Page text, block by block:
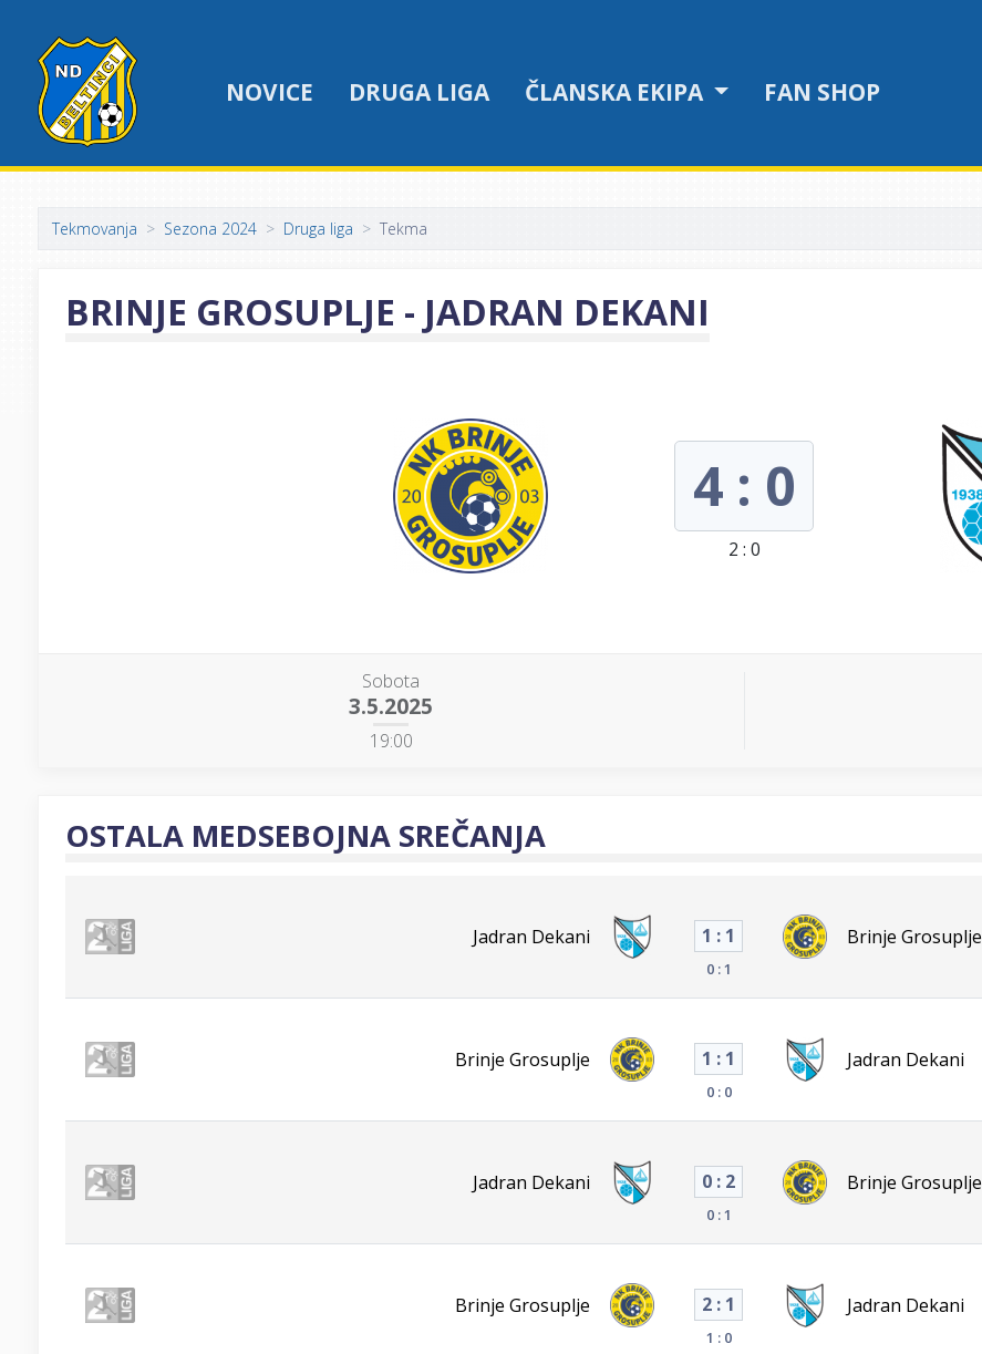
NOVICE DRUGA LIGA ČLANSKA EKIPA FAN SHOP
Tekmovanja Sezona 2024 Druga liga Tekma
BRINJE GROSUPLJE - JADRAN DEKANI
4 : 0
2 : 0
Sobota
3.5.2025
19:00
OSTALA MEDSEBOJNA SREČANJA
Jadran Dekani 1 : 1
0 : 1
Brinje Grosuplje
Brinje Grosuplje 1 : 1
0 : 0
Jadran Dekani
Jadran Dekani 0 : 2
0 : 1
Brinje Grosuplje
Brinje Grosuplje 2 : 1
1 : 0
Jadran Dekani